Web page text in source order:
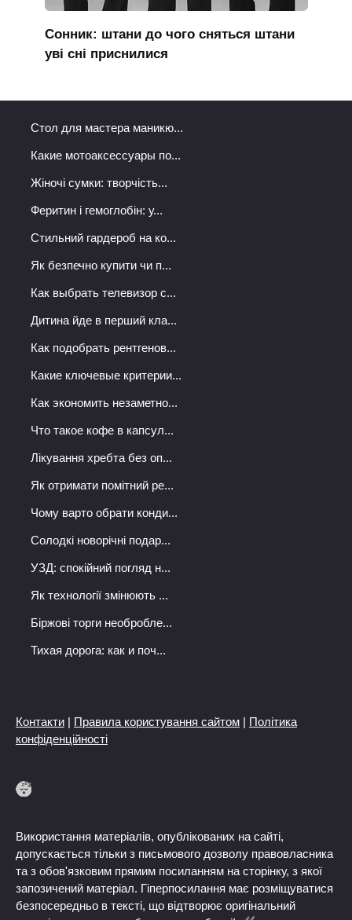
Сонник: штани до чого сняться штани
уві сні приснилися
Стол для мастера маникю...
Какие мотоаксессуары по...
Жіночі сумки: творчість...
Феритин і гемоглобін: у...
Стильний гардероб на ко...
Як безпечно купити чи п...
Как выбрать телевизор с...
Дитина йде в перший кла...
Как подобрать рентгенов...
Какие ключевые критерии...
Как экономить незаметно...
Что такое кофе в капсул...
Лікування хребта без оп...
Як отримати помітний ре...
Чому варто обрати конди...
Солодкі новорічні подар...
УЗД: спокійний погляд н...
Як технології змінюють ...
Біржові торги необробле...
Тихая дорога: как и поч...
Контакти | Правила користування сайтом | Політика
конфіденційності
Використання матеріалів, опублікованих на сайті,
допускається тільки з письмового дозволу правовласника
та з обов'язковим прямим посиланням на сторінку, з якої
запозичений матеріал. Гіперпосилання має розміщуватися
безпосередньо в тексті, що відтворює оригінальний